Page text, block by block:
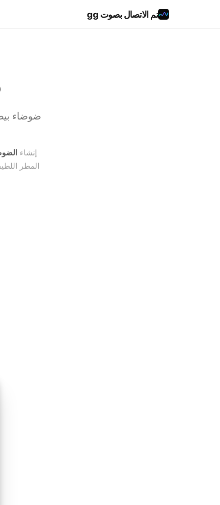
تم الاتصال بصوت gg
ضوضاء
إنشاء
المطر